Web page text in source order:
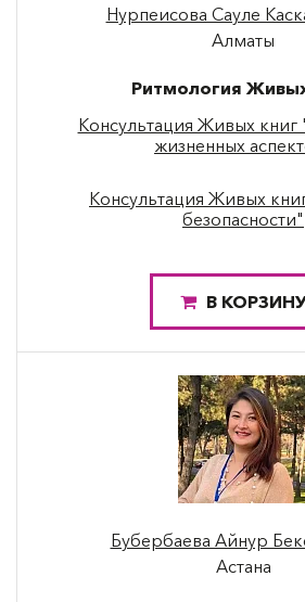
Нурпеисова Сауле
Алматы
Ритмология
Консультация Живых
жизненных
Консультация Живых
безопасности"
В
Бубербаева Айнур
Астана